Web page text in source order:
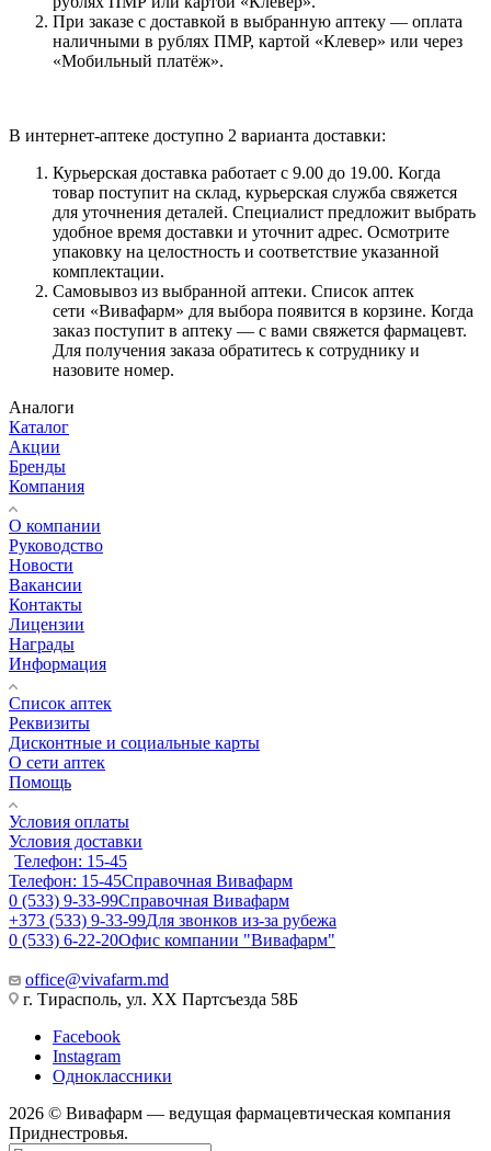
При заказе с доставкой в выбранную аптеку — оплата
наличными в рублях ПМР, картой «Клевер» или через
«Мобильный платёж».
В интернет-аптеке доступно 2 варианта доставки:
Курьерская доставка работает с 9.00 до 19.00. Когда
товар поступит на склад, курьерская служба свяжется
для уточнения деталей. Специалист предложит выбрать
удобное время доставки и уточнит адрес. Осмотрите
упаковку на целостность и соответствие указанной
комплектации.
Самовывоз из выбранной аптеки. Список аптек
сети «Вивафарм» для выбора появится в корзине. Когда
заказ поступит в аптеку — с вами свяжется фармацевт.
Для получения заказа обратитесь к сотруднику и
назовите номер.
Аналоги
Каталог
Акции
Бренды
Компания
О компании
Руководство
Новости
Вакансии
Контакты
Лицензии
Награды
Информация
Список аптек
Реквизиты
Дисконтные и социальные карты
О сети аптек
Помощь
Условия оплаты
Условия доставки
Телефон: 15-45
Телефон: 15-45Справочная Вивафарм
0 (533) 9-33-99Справочная Вивафарм
+373 (533) 9-33-99Для звонков из-за рубежа
0 (533) 6-22-20Офис компании "Вивафарм"
office@vivafarm.md
г. Тирасполь, ул. ХХ Партсъезда 58Б
Facebook
Instagram
Одноклассники
2026 © Вивафарм — ведущая фармацевтическая компания
Приднестровья.